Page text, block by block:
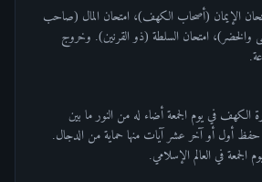
الإيمان (أصحاب الكهف)، امتحان المال (صاحب
والخضر)، امتحان السلطة (ذو القرنين). وخروج
في يوم الجمعة أضاء له من النور ما بين
حفظ أول أو آخر عشر آيات منها حماية من الدجال.
في العالم الإسلامي.